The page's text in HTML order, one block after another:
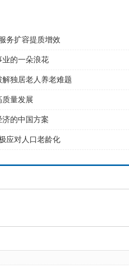
务扩容提质增效
业的一朵浪花
独居老人养老难题
质量发展
的中国方案
应对人口老龄化